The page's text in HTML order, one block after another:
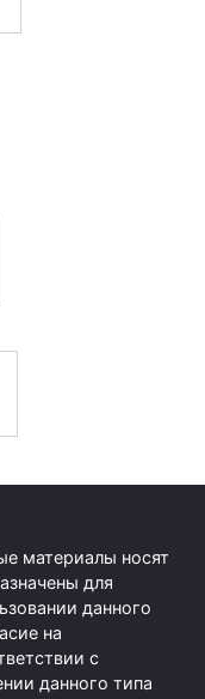
материалы носят
для
данного
на
с
данного типа